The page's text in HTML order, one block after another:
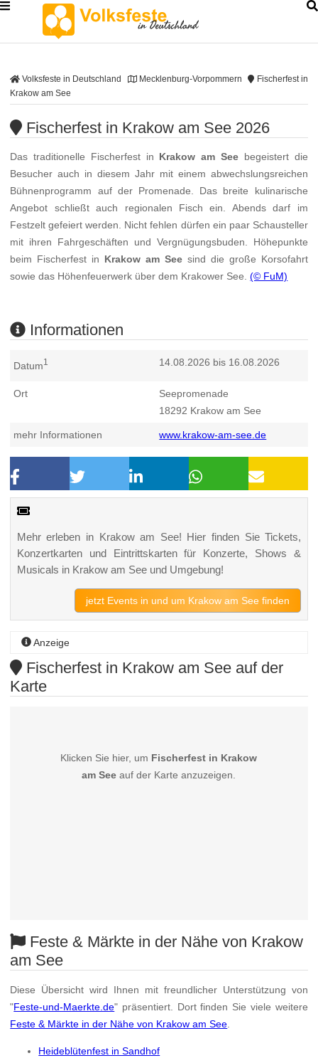
Volksfeste in Deutschland Mecklenburg-Vorpommern
Fischerfest in
Krakow am See
Fischerfest in Krakow am See 2026
Das traditionelle Fischerfest in Krakow am See begeistert die
Besucher auch in diesem Jahr mit einem abwechslungsreichen
Bühnenprogramm auf der Promenade. Das breite kulinarische
Angebot schließt auch regionalen Fisch ein. Abends darf im
Festzelt gefeiert werden. Nicht fehlen dürfen ein paar Schausteller
mit ihren Fahrgeschäften und Vergnügungsbuden. Höhepunkte
beim Fischerfest in Krakow am Seesind die große Korsofahrt
sowie das Höhenfeuerwerk über dem Krakower See.(© FuM)
Informationen
Datum1 14.08.2026 bis 16.08.2026
Ort
Seepromenade
18292 Krakow am See
mehr Informationen www.krakow-am-see.de
Mehr erleben in Krakow am See! Hier finden Sie Tickets,
Konzertkarten und Eintrittskarten für Konzerte, Shows &
Musicals in Krakow am See und Umgebung!
jetzt Events in und um Krakow am See finden
Anzeige
Fischerfest in Krakow am See auf der
Karte
Klicken Sie hier, um Fischerfest in Krakow
am See auf der Karte anzuzeigen.
Feste & Märkte in der Nähe von Krakow
am See
Diese Übersicht wird Ihnen mit freundlicher Unterstützung von
"Feste-und-Maerkte.de" präsentiert. Dort finden Sie viele weitere
Feste & Märkte in der Nähe von Krakow am See
Heideblütenfest in Sandhof